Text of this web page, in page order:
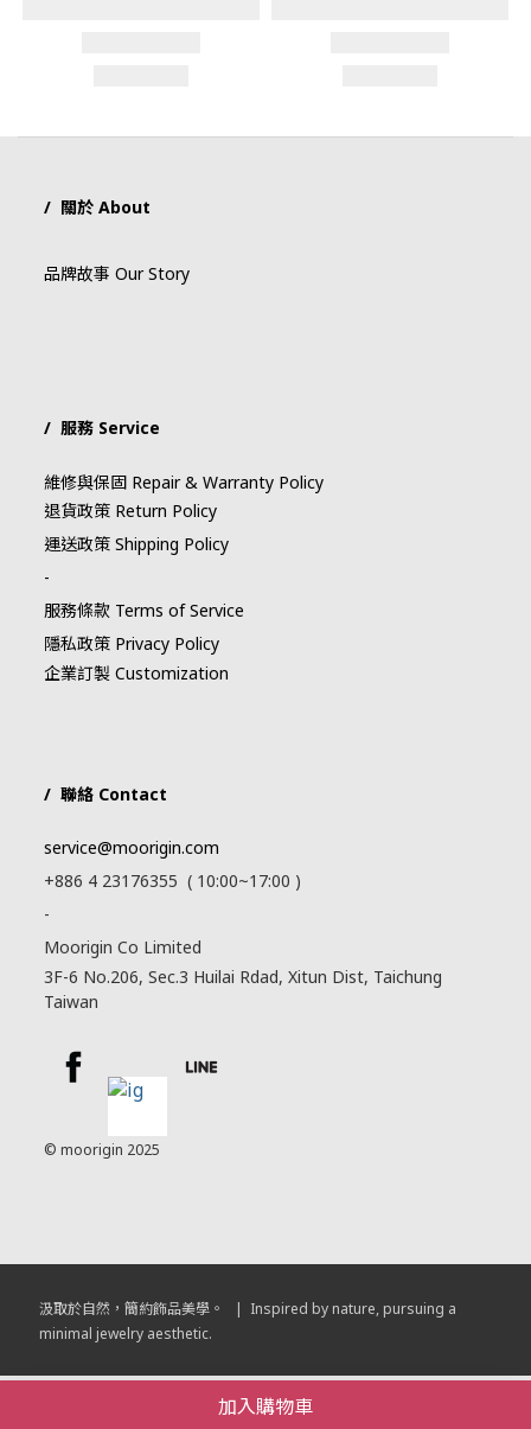
加入購物車
/ 關於 About
品牌故事 Our Story
/ 服務 Service
維修與保固 Repair & Warranty Policy
退貨政策 Return Policy
運送政策 Shipping Policy
-
服務條款 Terms of Service
隱私政策 Privacy Policy
企業訂製 Customization
/ 聯絡 Contact
service@moorigin.com
+886 4 23176355 ( 10:00~17:00 )
-
Moorigin Co Limited
3F-6 No.206, Sec.3 Huilai Rdad, Xitun Dist, Taichung
Taiwan
© moorigin 2025
汲取於自然，簡約飾品美學。 | Inspired by nature, pursuing a
minimal jewelry aesthetic.